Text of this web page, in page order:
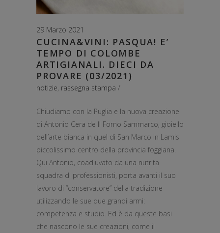
29 Marzo 2021
CUCINA&VINI: PASQUA! E’
TEMPO DI COLOMBE
ARTIGIANALI. DIECI DA
PROVARE (03/2021)
notizie, rassegna stampa
Chiudiamo con la Puglia e la nuova creazione
di Antonio Cera de Il Forno Sammarco, gioiello
dell’arte bianca in quel di San Marco in Lamis
piccolissimo centro della provincia foggiana.
Qui Antonio, coadiuvato da una nutrita
squadra di professionisti, porta avanti il suo
lavoro di “conservatore” della tradizione
utilizzando le sue due grandi armi:
competenza e studio. Ed è da queste basi
che nascono le sue creazioni, come il